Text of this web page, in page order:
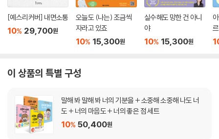
[예스리커버] 내면소통
10% 29,700원
오늘도 (나는) 조금씩
자라고 있죠
10% 15,300원
실수해도 망한 건 아니
야
10% 15,300원
이 상품의 특별 구성
말해 봐 말해 봐 너의 기분을 + 소중해 소중해 나도 너
도 + 너의 마음도 + 너의 좋은 점 세트
10% 50,400원